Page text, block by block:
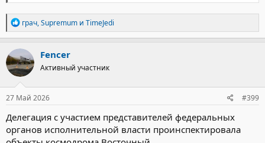
Р
е
а
к
ц
и
и
:
грач,Supremum и TimeJedi
Fencer
Активный участник
27 Май 2026 #399
Делегация с участием представителей федеральных
органов исполнительной власти проинспектировала